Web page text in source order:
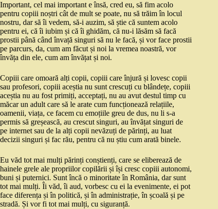
Important, cel mai important e însă, cred eu, să fim acolo
pentru copiii noștri cât de mult se poate, nu să trăim în locul
nostru, dar să îi vedem, să-i auzim, să știe că suntem acolo
pentru ei, că îi iubim și că îi ghidăm, că nu-i lăsăm să facă
prostii până când învață singuri să nu le facă, și vor face prostii
pe parcurs, da, cum am făcut și noi la vremea noastră, vor
învăța din ele, cum am învățat și noi.
Copiii care omoară alți copii, copiii care înjură și lovesc copii
sau profesori, copiii aceștia nu sunt crescuți cu blândețe, copiii
aceștia nu au fost primiți, acceptați, nu au avut destul timp cu
măcar un adult care să le arate cum funcționează relațiile,
oamenii, viața, ce facem cu emoțiile greu de dus, nu li s-a
permis să greșească, au crescut singuri, au învățat singuri de
pe internet sau de la alți copii nevăzuți de părinți, au luat
decizii singuri și fac rău, pentru că nu știu cum arată binele.
Eu văd tot mai mulți părinți conștienți, care se eliberează de
hainele grele ale propriilor copilării și își cresc copiii autonomi,
buni și puternici. Sunt încă o minoritate în România, dar sunt
tot mai mulți. Îi văd, îi aud, vorbesc cu ei la evenimente, ei pot
face diferența și în politică, și în administrație, în școală și pe
stradă. Și vor fi tot mai mulți, cu siguranță.